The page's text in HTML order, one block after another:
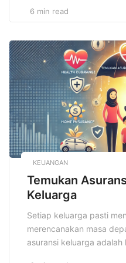
membuat tubuh menjadi
signifikan dalam
mental. Banyak orang
positif yang nyata […]
6 min read
KEUANGAN
Temukan
Keluarga
Setiap keluarga pasti
merencanakan masa
asuransi keluarga